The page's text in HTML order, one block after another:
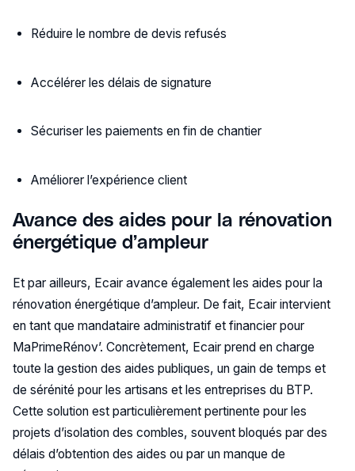
Réduire le nombre de devis refusés
Accélérer les délais de signature
Sécuriser les paiements en fin de chantier
Améliorer l’expérience client
Avance des aides pour la rénovation
énergétique d’ampleur
Et par ailleurs, Ecair avance également les aides pour la
rénovation énergétique d’ampleur. De fait, Ecair intervient
en tant que mandataire administratif et financier pour
MaPrimeRénov’. Concrètement, Ecair prend en charge
toute la gestion des aides publiques, un gain de temps et
de sérénité pour les artisans et les entreprises du BTP.
Cette solution est particulièrement pertinente pour les
projets d’isolation des combles, souvent bloqués par des
délais d’obtention des aides ou par un manque de